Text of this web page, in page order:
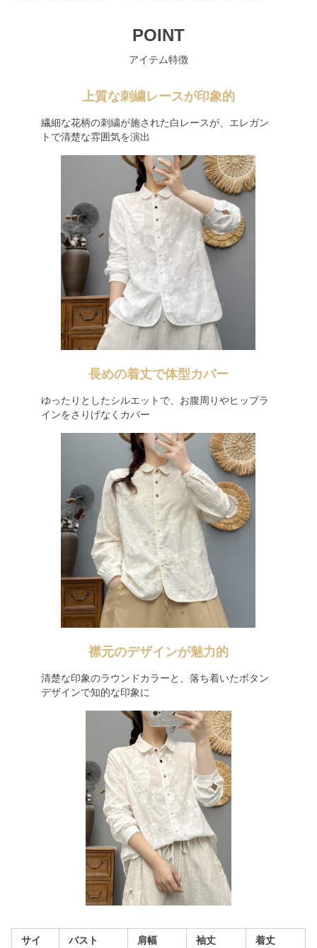
POINT
アイテム特徴
上質な刺繍レースが印象的
繊細な花柄の刺繍が施された白レースが、エレガン
トで清楚な雰囲気を演出
長めの着丈で体型カバー
ゆったりとしたシルエットで、お腹周りやヒップラ
インをさりげなくカバー
襟元のデザインが魅力的
清楚な印象のラウンドカラーと、落ち着いたボタン
デザインで知的な印象に
サイ バスト 肩幅 袖丈 着丈